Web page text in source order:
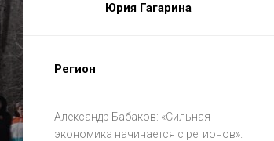
Юрия Гагарина
Регион
Александр Бабаков: «Сильная
экономика начинается с регионов».